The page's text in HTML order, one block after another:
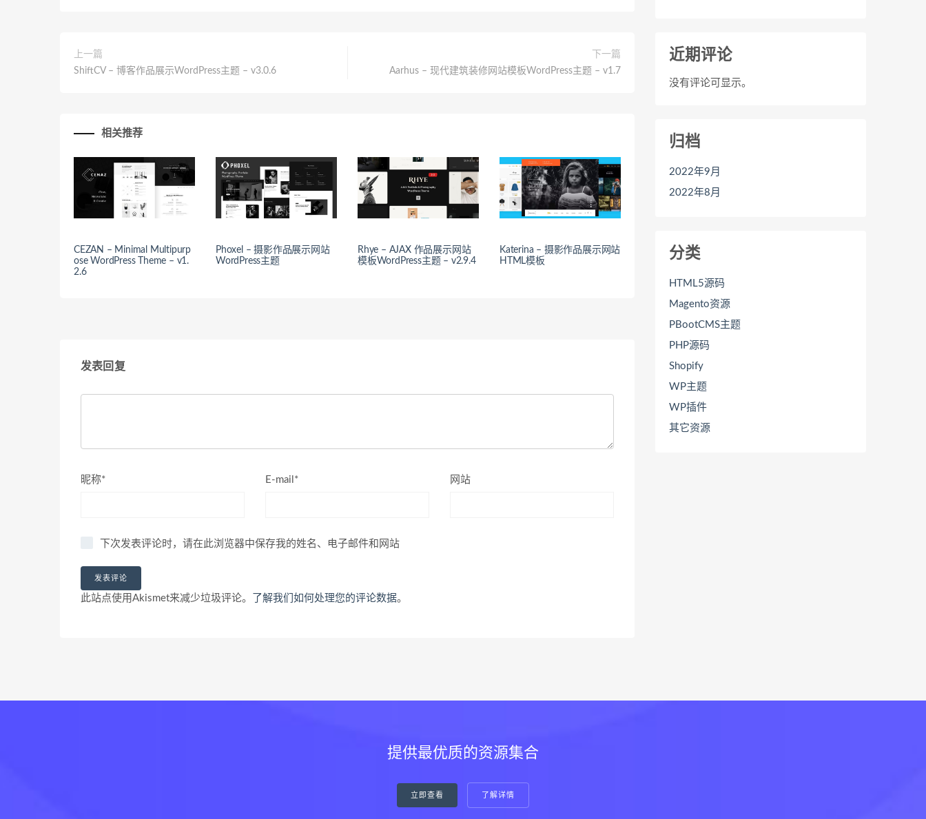
上一篇
ShiftCV – 博客作品展示WordPress主题 – v3.0.6
下一篇
Aarhus – 现代建筑装修网站模板WordPress主题 – v1.7
相关推荐
CEZAN – Minimal Multipurp
ose WordPress Theme – v1.
2.6
Phoxel – 摄影作品展示网站
WordPress主题
Rhye – AJAX 作品展示网站
模板WordPress主题 – v2.9.4
Katerina – 摄影作品展示网站
HTML模板
发表回复
昵称* E-mail* 网站
下次发表评论时，请在此浏览器中保存我的姓名、电子邮件和网站
此站点使用Akismet来减少垃圾评论。 了解我们如何处理您的评论数据。
近期评论
没有评论可显示。
归档
2022年9月
2022年8月
分类
HTML5源码
Magento资源
PBootCMS主题
PHP源码
Shopify
WP主题
WP插件
其它资源
提供最优质的资源集合
立即查看 了解详情